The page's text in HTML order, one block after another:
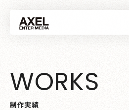
WORKS
制作実績